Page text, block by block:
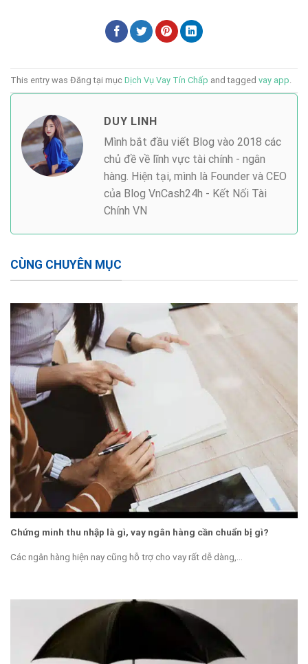
This entry was Đăng tại mục Dịch Vụ Vay Tín Chấp and tagged vay app
DUY LINH
Mình bắt đầu viết Blog vào 2018 các
chủ đề về lĩnh vực tài chính - ngân
hàng. Hiện tại, mình là Founder và CEO
của Blog VnCash24h - Kết Nối Tài
Chính VN
CÙNG CHUYÊN MỤC
Chứng minh thu nhập là gì, vay ngân hàng cần chuẩn bị gì?
Các ngân hàng hiện nay cũng hỗ trợ cho vay rất dễ dàng,...